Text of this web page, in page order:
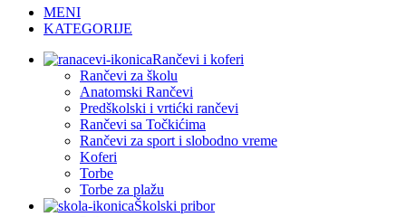
MENI
KATEGORIJE
Rančevi i koferi
Rančevi za školu
Anatomski Rančevi
Predškolski i vrtićki rančevi
Rančevi sa Točkićima
Rančevi za sport i slobodno vreme
Koferi
Torbe
Torbe za plažu
Školski pribor